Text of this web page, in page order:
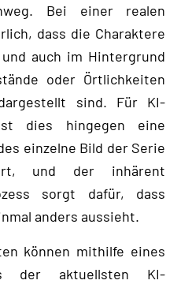
Bei einer realen
dass die Charaktere
auch im Hintergrund
oder Örtlichkeiten
sind. Für KI-
dies hingegen eine
einzelne Bild der Serie
und der inhärent
sorgt dafür, dass
anders aussieht.
können mithilfe eines
der aktuellsten KI-